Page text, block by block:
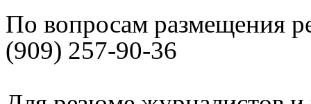
По вопросам размещения
(909) 257-90-36